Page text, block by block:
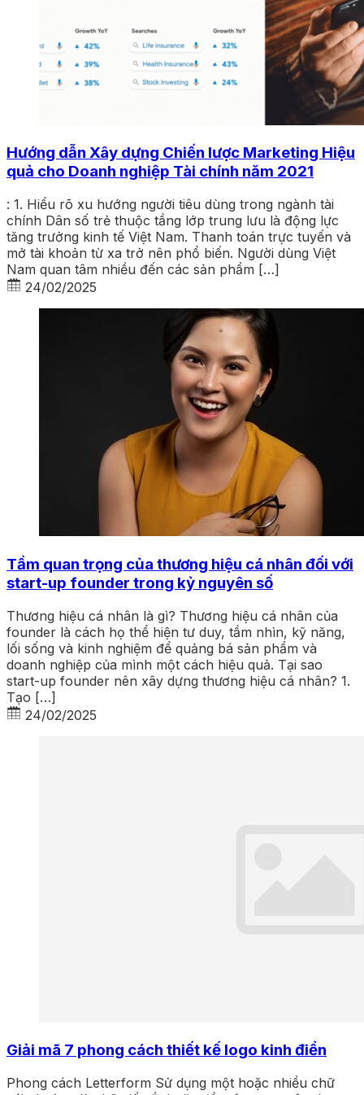
Hướng dẫn Xây dựng Chiến lược Marketing Hiệu
quả cho Doanh nghiệp Tài chính năm 2021
: 1. Hiểu rõ xu hướng người tiêu dùng trong ngành tài
chính Dân số trẻ thuộc tầng lớp trung lưu là động lực
tăng trưởng kinh tế Việt Nam. Thanh toán trực tuyến và
mở tài khoản từ xa trở nên phổ biến. Người dùng Việt
Nam quan tâm nhiều đến các sản phẩm […]
24/02/2025
Tầm quan trọng của thương hiệu cá nhân đối với
start-up founder trong kỷ nguyên số
Thương hiệu cá nhân là gì? Thương hiệu cá nhân của
founder là cách họ thể hiện tư duy, tầm nhìn, kỹ năng,
lối sống và kinh nghiệm để quảng bá sản phẩm và
doanh nghiệp của mình một cách hiệu quả. Tại sao
start-up founder nên xây dựng thương hiệu cá nhân? 1.
Tạo […]
24/02/2025
Giải mã 7 phong cách thiết kế logo kinh điển
Phong cách Letterform Sử dụng một hoặc nhiều chữ